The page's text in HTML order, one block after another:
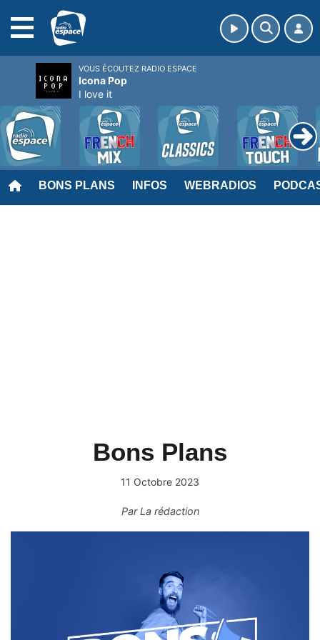
BONS PLANS INFOS WEBRADIOS
Bons Plans
11 Octobre 2023
ParLa rédaction
VOUS ÉCOUTEZ RADIO ESPACE
Icona Pop
I love it